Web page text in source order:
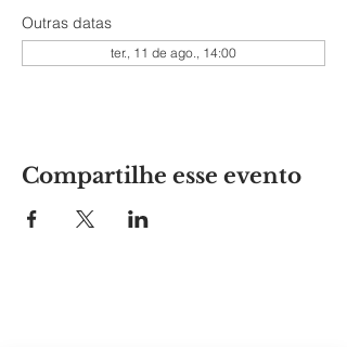
Outras datas
ter., 11 de ago., 14:00
Compartilhe esse evento